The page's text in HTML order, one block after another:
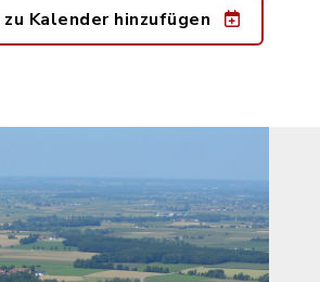
zu Kalender hinzufügen